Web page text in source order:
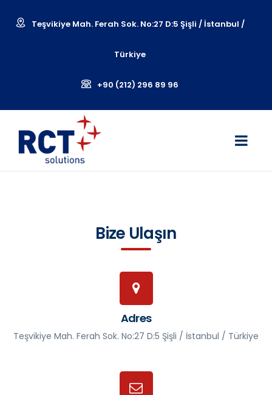
Teşvikiye Mah. Ferah Sok. No:27 D:5 Şişli / İstanbul /
Türkiye
+90 (212) 296 89 96
Bize Ulaşın
Adres
Teşvikiye Mah. Ferah Sok. No:27 D:5 Şişli / İstanbul / Türkiye